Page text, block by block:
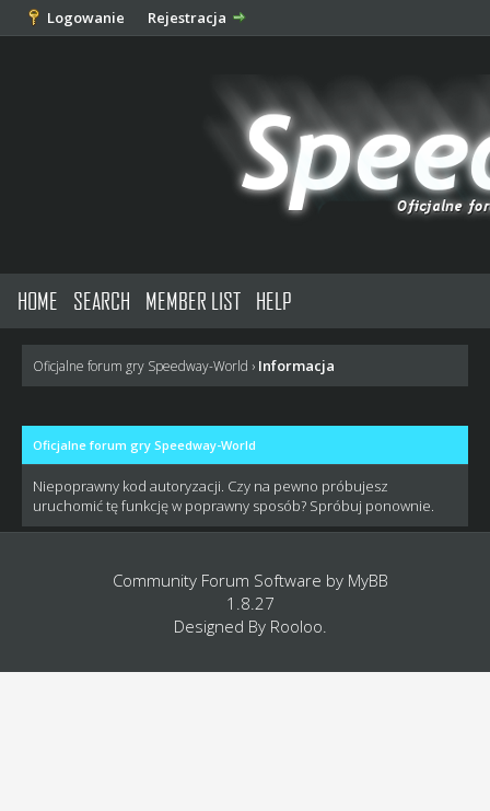
Logowanie Rejestracja
HOME SEARCH MEMBER LIST HELP
Oficjalne forum gry Speedway-World › Informacja
Oficjalne forum gry Speedway-World
Niepoprawny kod autoryzacji. Czy na pewno próbujesz
uruchomić tę funkcję w poprawny sposób? Spróbuj ponownie.
Community Forum Software by MyBB
1.8.27
Designed By Rooloo.